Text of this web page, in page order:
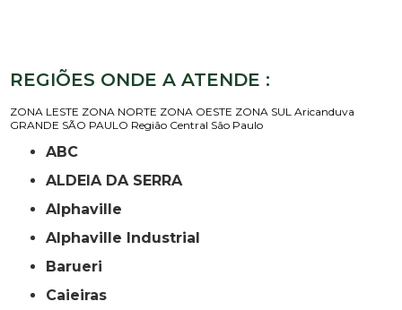
REGIÕES ONDE A ATENDE :
ZONA LESTE ZONA NORTE ZONA OESTE ZONA SUL Aricanduva
GRANDE SÃO PAULO Região Central São Paulo
ABC
ALDEIA DA SERRA
Alphaville
Alphaville Industrial
Barueri
Caieiras